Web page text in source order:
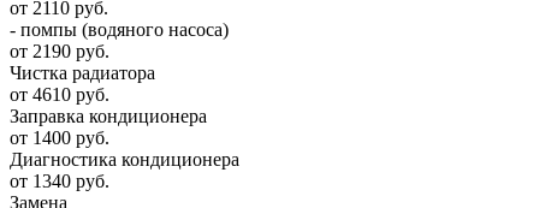
от 2110 руб.
- помпы (водяного насоса)
от 2190 руб.
Чистка радиатора
от 4610 руб.
Заправка кондиционера
от 1400 руб.
Диагностика кондиционера
от 1340 руб.
Замена